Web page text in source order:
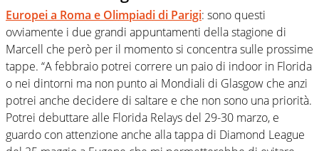
Europei a Roma e Olimpiadi di Parigi: sono questi
ovviamente i due grandi appuntamenti della stagione di
Marcell che però per il momento si concentra sulle prossime
tappe. “A febbraio potrei correre un paio di indoor in Florida
o nei dintorni ma non punto ai Mondiali di Glasgow che anzi
potrei anche decidere di saltare e che non sono una priorità.
Potrei debuttare alle Florida Relays del 29-30 marzo, e
guardo con attenzione anche alla tappa di Diamond League